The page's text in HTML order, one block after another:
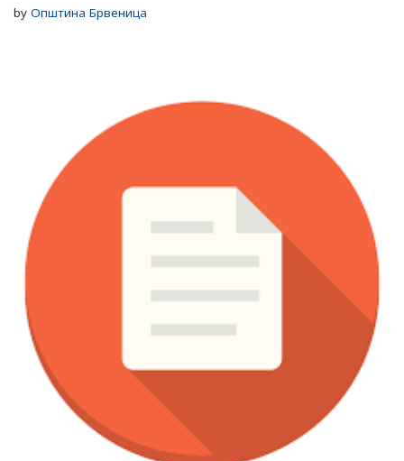
by Општина Брвеница